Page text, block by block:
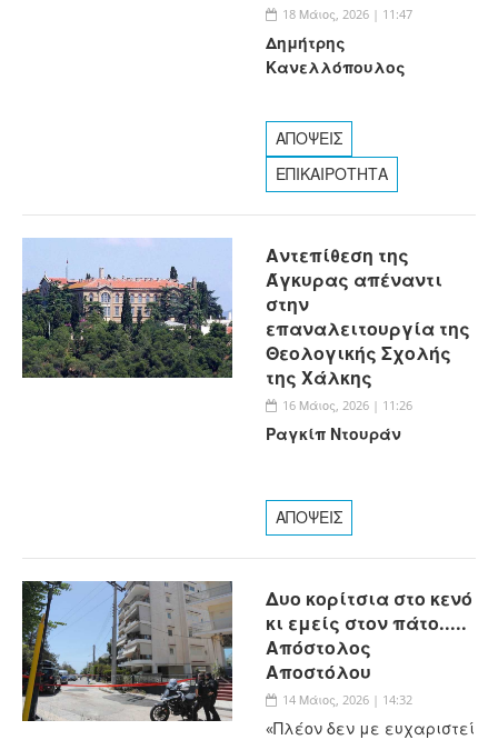
18 Μάιος, 2026 | 11:47
Δημήτρης
Κανελλόπουλος
ΑΠΟΨΕΙΣ
ΕΠΙΚΑΙΡΟΤΗΤΑ
Αντεπίθεση της
Άγκυρας απέναντι
στην
επαναλειτουργία της
Θεολογικής Σχολής
της Χάλκης
16 Μάιος, 2026 | 11:26
Ραγκίπ Ντουράν
ΑΠΟΨΕΙΣ
Δυο κορίτσια στο κενό
κι εμείς στον πάτο.....
Απόστολος
Αποστόλου
14 Μάιος, 2026 | 14:32
«Πλέον δεν με ευχαριστεί